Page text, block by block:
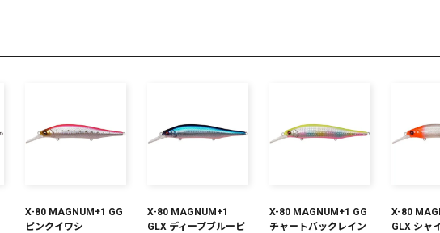
X-80 MAGNUM+1 GG
ピンクイワシ
X-80 MAGNUM+1
GLX ディープブルーピ
X-80 MAGNUM+1 GG
チャートバックレイン
X-80
GLX シャ